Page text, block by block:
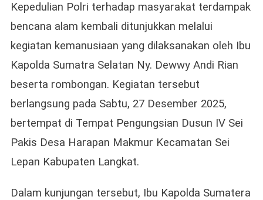
Salurkan
Sosial
Dan
Kesehatan
Bagi
Warga
Banjir
Di
Lepan
Kepedulian Polri terhadap masyarakat terdampak
bencana alam kembali ditunjukkan melalui
kegiatan kemanusiaan yang dilaksanakan oleh Ibu
Kapolda Sumatra Selatan Ny. Dewwy Andi Rian
beserta rombongan. Kegiatan tersebut
berlangsung pada Sabtu, 27 Desember 2025,
bertempat di Tempat Pengungsian Dusun IV Sei
Pakis Desa Harapan Makmur Kecamatan Sei
Lepan Kabupaten Langkat.
Dalam kunjungan tersebut, Ibu Kapolda Sumatera